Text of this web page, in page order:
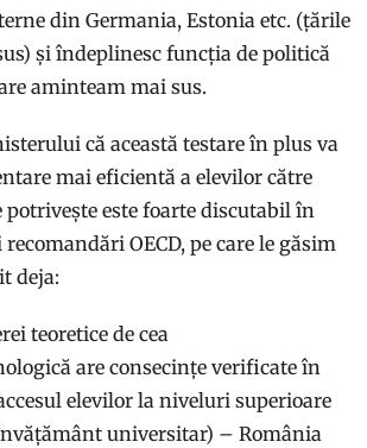
din Germania, Estonia etc. (țările
și îndeplinesc funcția de politică
aminteam mai sus.
că această testare în plus va
mai eficientă a elevilor către
este foarte discutabil în
OECD, pe care le găsim
deja:
teoretice de cea
are consecințe verificate în
elevilor la niveluri superioare
universitar) – România